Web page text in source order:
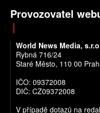
Provozovatel
World News Media,
Rybná 716/24
Staré Město, 110 00
IČO: 09372008
DIČ: CZ09372008
V případě dotazů na